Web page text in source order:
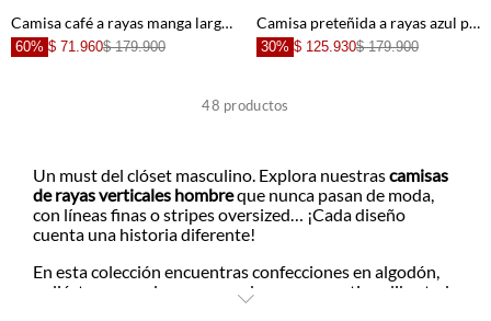
+ +
+
Camisa café a rayas manga larga para hombre
60% $ 71.960$ 179.900
Camisa preteñida a rayas azul para hombre
30% $ 125.930$ 179.900
48 productos
Un must del clóset masculino. Explora nuestrascamisas
de rayas verticales hombreque nunca pasan de moda,
con líneas finas o stripes oversized… ¡Cada diseño
cuenta una historia diferente!
En esta colección encuentras confecciones en algodón,
poliéster y mezclas con spandex que garantizan libertad
de movimiento. Además, su corte entallado define la